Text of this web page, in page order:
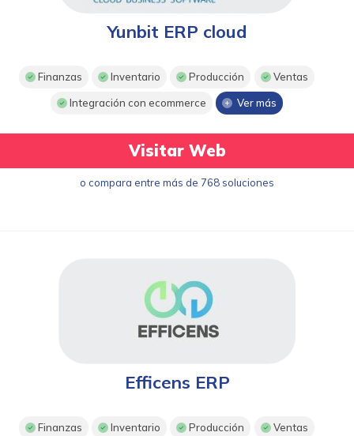
Yunbit ERP cloud
Finanzas Inventario Producción Ventas
Integración con ecommerce Ver más
Visitar Web
o compara entre más de 768 soluciones
Efficens ERP
Finanzas Inventario Producción Ventas